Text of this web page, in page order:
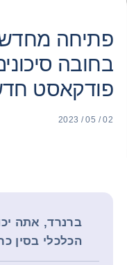
פתיחה מחדש
בחובה
פודקאסט
02 / 05 / 2023
ברנרד, אתה
הכלכלי בסין